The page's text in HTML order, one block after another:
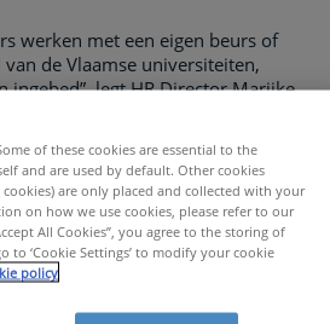
werken met een eigen beurs of
de Vlaamse universiteiten,
ingebed”, legt HR Director Marijke
HR-ondersteuning. Het doet
team en werkt voor specifieke
rekrutering en
Hudson.
de arbeidsmarkt
of these cookies are essential to the
and are used by default. Other cookies
are only placed and collected with your
on how we use cookies, please refer to our
All Cookies”, you agree to the storing of
to ‘Cookie Settings’ to modify your cookie
policy